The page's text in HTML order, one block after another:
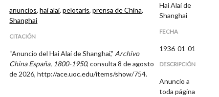
anuncios,hai alai,pelotaris,prensa de China,
Shanghai
CITACIÓN
“Anuncio del Hai Alai de Shanghai,” Archivo
China España, 1800-1950, consulta 8 de agosto
de 2026,http://ace.uoc.edu/items/show/754.
Hai Alai de
Shanghai
FECHA
1936-01-01
DESCRIPCIÓN
Anuncio a
toda página